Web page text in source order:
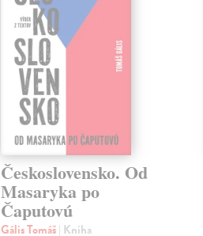
Československo. Od
Masaryka po
Čaputovú
Gális Tomáš| Kniha